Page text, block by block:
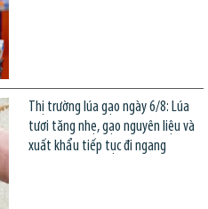
Thị trường lúa gạo ngày 6/8: Lúa
tươi tăng nhẹ, gạo nguyên liệu và
xuất khẩu tiếp tục đi ngang